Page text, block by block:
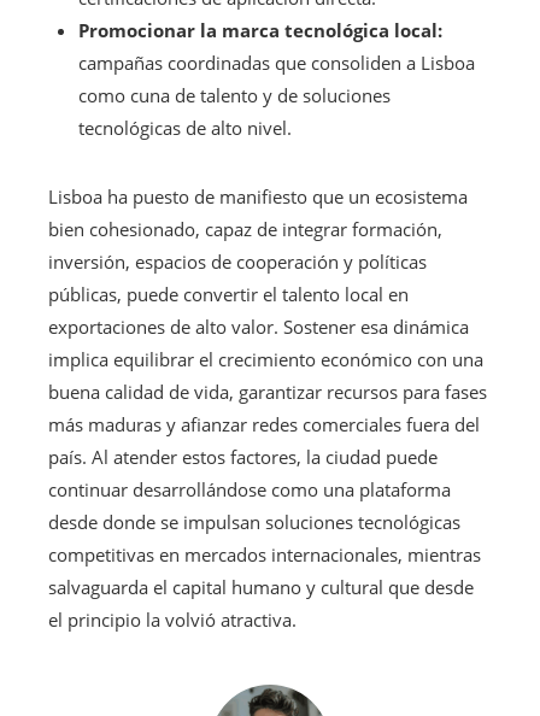
Promocionar la marca tecnológica local:
campañas coordinadas que consoliden a Lisboa
como cuna de talento y de soluciones
tecnológicas de alto nivel.
Lisboa ha puesto de manifiesto que un ecosistema
bien cohesionado, capaz de integrar formación,
inversión, espacios de cooperación y políticas
públicas, puede convertir el talento local en
exportaciones de alto valor. Sostener esa dinámica
implica equilibrar el crecimiento económico con una
buena calidad de vida, garantizar recursos para fases
más maduras y afianzar redes comerciales fuera del
país. Al atender estos factores, la ciudad puede
continuar desarrollándose como una plataforma
desde donde se impulsan soluciones tecnológicas
competitivas en mercados internacionales, mientras
salvaguarda el capital humano y cultural que desde
el principio la volvió atractiva.